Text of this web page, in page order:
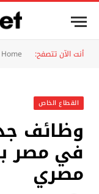
أنت الآن تتصفح: Home
القطاع الخاص
وظائف
مصري